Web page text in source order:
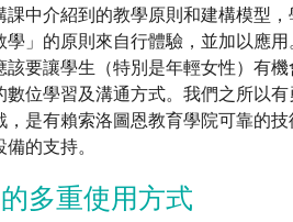
課中介紹到的教學原則和建構模型
學」的原則來自行體驗，並加以應用
該要讓學生（特別是年輕女性）有
數位學習及溝通方式。我們之所以
，是有賴索洛圖恩教育學院可靠的
的支持。
多重使用方式